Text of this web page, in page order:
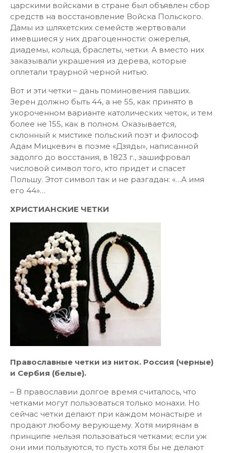
царскими войсками в стране был объявлен сбор
средств на восстановление Войска Польского.
Дамы из шляхетских семейств жертвовали
имевшиеся у них драгоценности: ожерелья,
диадемы, кольца, браслеты, четки. А вместо них
заказывали украшения из дерева, которые
оплетали траурной черной нитью.
Вот и эти четки – дань поминовения павших.
Зерен должно быть 44, а не 55, как принято в
укороченном варианте католических четок, и тем
более не 155, как в полном. Оказывается,
склонный к мистике польский поэт и философ
Адам Мицкевич в поэме «Дзяды», написанной
задолго до восстания, в 1823 г., зашифровал
числовой символ того, кто придет и спасет
Польшу. Этот символ так и не разгадан: «…А имя
его 44»…
ХРИСТИАНСКИЕ ЧЕТКИ
Православные четки из ниток. Россия (черные)
и Сербия (белые).
– В православии долгое время считалось, что
четками могут пользоваться только монахи. Но
сейчас четки делают при каждом монастыре и
продают любому верующему. Хотя мирянам в
принципе нельзя пользоваться четками; если уж
они ими пользуются, то пусть хотя бы не делают